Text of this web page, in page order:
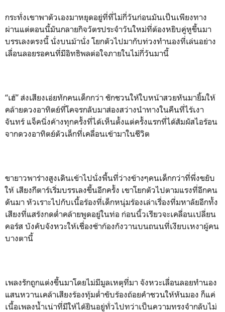
กระทั่งเขาพาตัวเองมาหยุดอยู่ที่ที่ไม่กี่วันก่อนมันเป็นเพียงทาง
ผ่านแต่ตอนนี้มันกลายกิจวัตรประจำวันใหม่ที่ต้องหยิบคู่หูขึ้นมา
บรรเลงตรงนี้ นั่งบนม้านั่ง โยกตัวไปมากับท่วงทำนองที่เล่นอย่าง
เลื่อนลอยรอคนที่มีอิทธิพลต่อใจภายในไม่กี่วันมานี้
“เฮ้” ส่งเสียงเอ่ยทักคนเด็กกว่า ชักชวนให้ใบหน้าสวยหันมายิ้มให้
คล้ายดวงอาทิตย์ที่โคจรกลับมาส่องสว่างนำทางในคืนที่ไร้เงา
จันทร์ แจ็คนิ่งค้างทุกครั้งที่ได้เห็นตั้งแต่ครั้งแรกที่ได้สัมผัสไอร้อน
จากดวงอาทิตย์ตัวเล็กที่เคลื่อนเข้ามาในชีวิต
ขายาวพาร่างสูงเดินเข้าไปนั่งพื้นที่ว่างข้างๆคนเด็กกว่าที่พึ่งขยับ
ให้ เสียงกีตาร์เริ่มบรรเลงขึ้นอีกครั้ง เขาโยกตัวไปตามแรงที่อีกคน
ดันมา หัวเราะไปกับเนื้อร้องที่เด็กหนุ่มร้องเล่าเรื่องที่มหาลัยอีกทั้ง
เสียงที่แสร้งกดต่ำคล้ายพูดอยู่ในท่อ ก่อนนิ้วเรียวจะเคลื่อนเปลี่ยน
คอร์ส บังคับจังหวะให้เชื่องช้าก้องกังวานบนถนนที่เงียบเหงาผู้คน
บางตานี้
เพลงรักถูกแต่งขึ้นมาโดยไม่มีมูลเหตุที่มา จังหวะเลื่อนลอยทำนอง
แสนหวานเคล้าเสียงร้องทุ้มต่ำขับร้องถ้อยคำชวนให้หันมอง ก็แค่
เนื้อเพลงน้ำเน่าที่มีให้ได้ยินอยู่ทั่วไปทว่าเป็นความทรงจำกลับไม่